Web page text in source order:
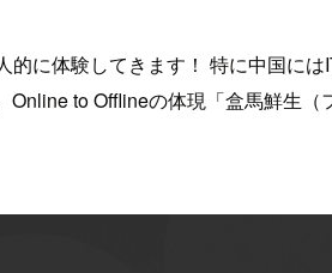
に体験してきます！ 特に中国に
to Offlineの体現「盒馬鮮生（